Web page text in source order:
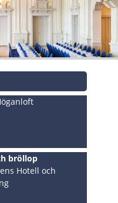
bröllop
Hotell och